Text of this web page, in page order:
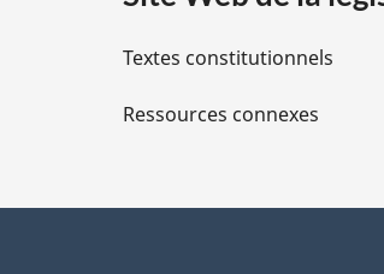
i
l
s
Textes constitutionnels
Ressources connexes